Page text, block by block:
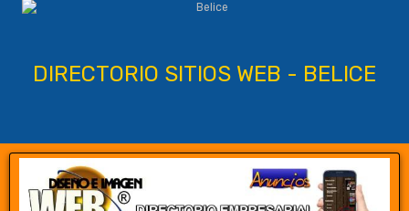
DIRECTORIO SITIOS WEB - BELICE